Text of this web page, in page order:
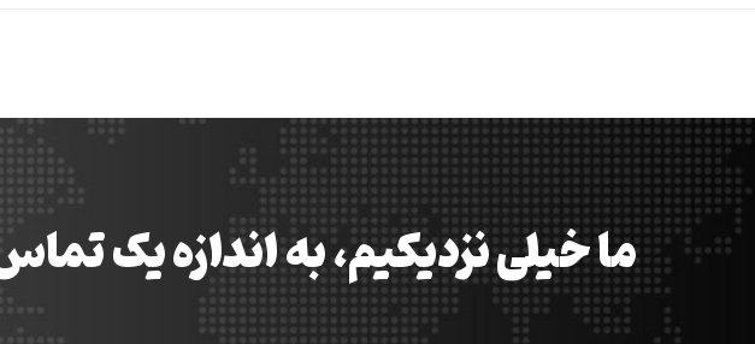
ما خیلی نزدیکیم، به اندازه یک